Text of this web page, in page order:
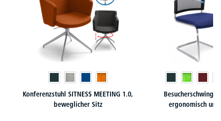
Konferenzstuhl SITNESS MEETING 1.0,
beweglicher Sitz
Besucherschwinger
ergonomisch